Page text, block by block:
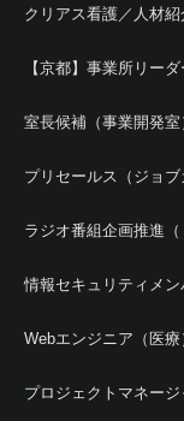
クリアス看護／人材紹
【京都】事業所リーダ
室長候補（事業開発室
プリセールス（ジョブ
ラジオ番組企画推進（
情報セキュリティメン
Webエンジニア（医療
プロジェクトマネージ